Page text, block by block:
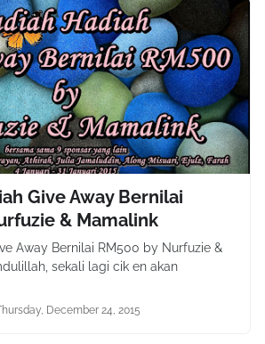
Give Away Bernilai
& Mamalink
Away Bernilai RM500 by Nurfuzie &
sekali lagi cik en akan
December 24, 2015